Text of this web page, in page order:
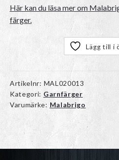
Här kan du läsa mer om
färger.
Lägg till i
Artikelnr: MAL020013
Kategori: Garnfärger
Varumärke: Malabrigo